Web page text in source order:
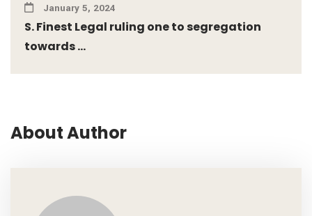
January 5, 2024
S. Finest Legal ruling one to segregation
towards ...
About Author